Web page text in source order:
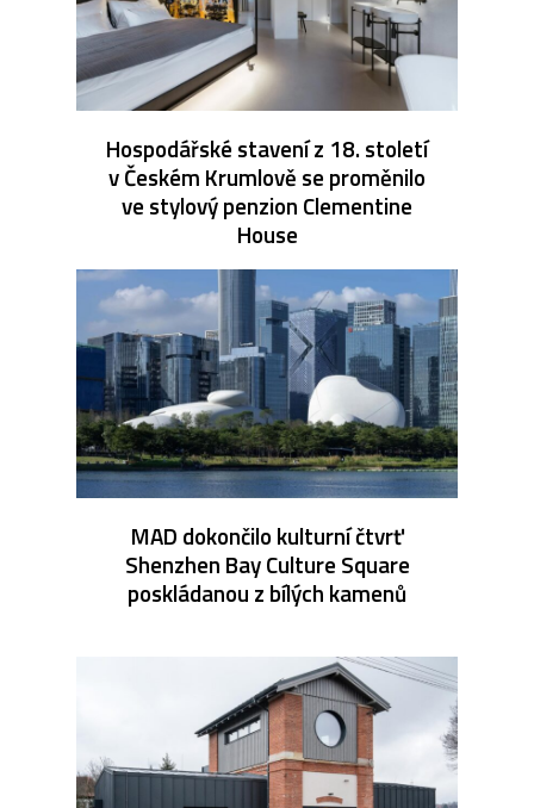
Hospodářské stavení z 18. století
v Českém Krumlově se proměnilo
ve stylový penzion Clementine
House
MAD dokončilo kulturní čtvrť
Shenzhen Bay Culture Square
poskládanou z bílých kamenů